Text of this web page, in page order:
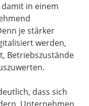
in einem
je stärker
werden,
Betriebszustände
dass sich